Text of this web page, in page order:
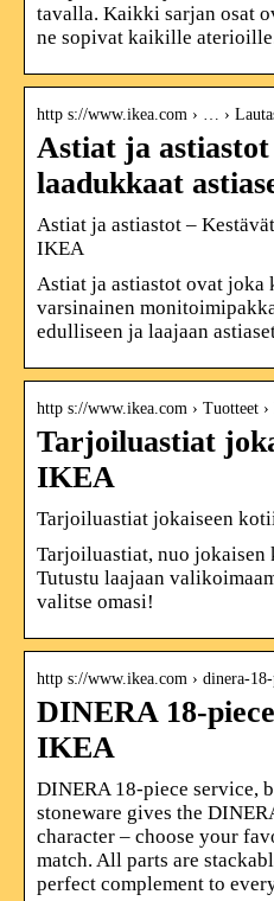
tavalla. Kaikki sarjan osat
ne sopivat kaikille
http s://www.ikea.com › … ›
Astiat ja
laadukkaat
Astiat ja astiastot –
IKEA
Astiat ja astiastot ovat
varsinainen
edulliseen ja laajaan
http s://www.ikea.com › Tuotteet
Tarjoiluastiat
IKEA
Tarjoiluastiat jokaiseen
Tarjoiluastiat, nuo
Tutustu laajaan
valitse omasi!
http s://www.ikea.com › dinera-
DINERA 18-
IKEA
DINERA 18-piece service,
stoneware gives the
character – choose your
match. All parts are
perfect complement to